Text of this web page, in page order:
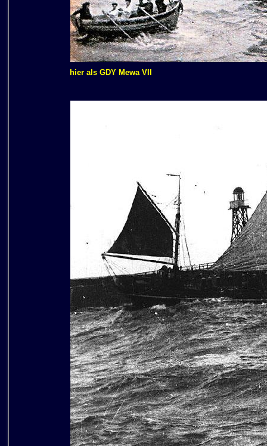
hier als GDY Mewa VII